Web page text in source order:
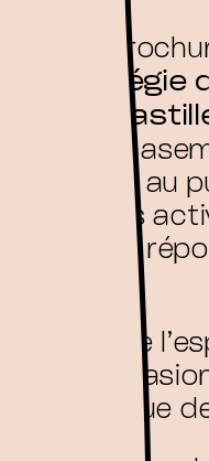
petite
m2 de
exposer au
des
en
de
à
téléphérique